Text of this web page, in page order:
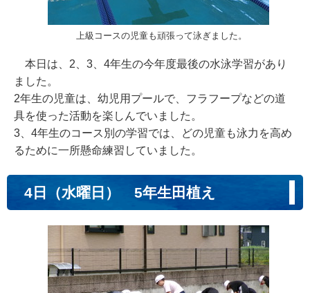
上級コースの児童も頑張って泳ぎました。
本日は、2、3、4年生の今年度最後の水泳学習があり
ました。
2年生の児童は、幼児用プールで、フラフープなどの道
具を使った活動を楽しんでいました。
3、4年生のコース別の学習では、どの児童も泳力を高め
るために一所懸命練習していました。
4日（水曜日） 5年生田植え